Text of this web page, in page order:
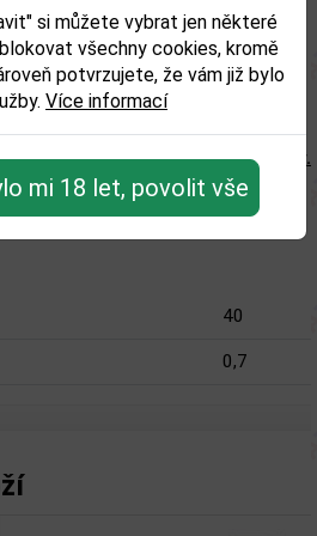
si můžete vybrat jen některé
všechny cookies, kromě
potvrzujete, že vám již bylo
Více informací
mi 18 let, povolit vše
italským korkem "Camus", který je
fázi je zapečetěn vosk a pečetí.
malé dřevěné kladivo s
pečetícího vosku.
může obsahovat alergeny.
jsou k dispozici na obalu
před konzumací.
40
0,7